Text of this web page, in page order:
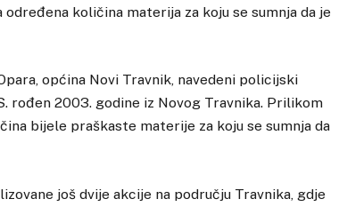
količina materija za koju se sumnja da je
općina Novi Travnik, navedeni policijski
2003. godine iz Novog Travnika. Prilikom
bijele praškaste materije za koju se sumnja da
još dvije akcije na području Travnika, gdje